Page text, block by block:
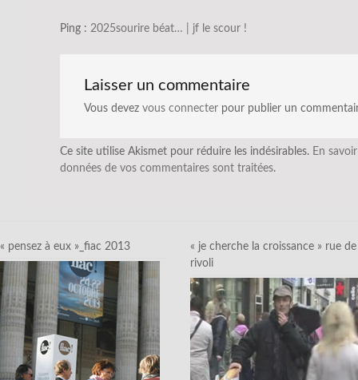
Ping : 2025sourire béat… | jf le scour !
Laisser un commentaire
Vous devez vous connecter pour publier un
Ce site utilise Akismet pour réduire les indésirables. En
données de vos commentaires sont traitées.
« pensez à eux »_fiac 2013
« je cherche la croissance » rue de
rivoli